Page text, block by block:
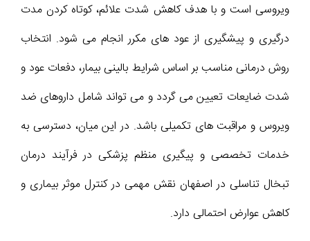
ویروسی است و با هدف کاهش شدت علائم، کوتاه کردن مدت
درگیری و پیشگیری از عود های مکرر انجام می شود. انتخاب
روش درمانی مناسب بر اساس شرایط بالینی بیمار، دفعات عود و
شدت ضایعات تعیین می گردد و می تواند شامل داروهای ضد
ویروس و مراقبت های تکمیلی باشد. در این میان، دسترسی به
خدمات تخصصی و پیگیری منظم پزشکی در فرآیند درمان
تبخال تناسلی در اصفهان نقش مهمی در کنترل موثر بیماری و
کاهش عوارض احتمالی دارد.